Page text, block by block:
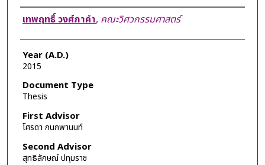
Author
เทพฤทธิ์ วงศ์ภาคำ, คณะวิศวกรรมศาสตร์
Year (A.D.)
2015
Document Type
Thesis
First Advisor
โศรดา กนกพานนท์
Second Advisor
สุทธิลักษณ์ ปทุมราช